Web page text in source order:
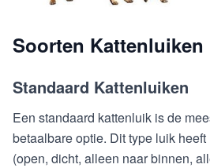
Soorten Kattenluiken
Standaard Kattenluiken
Een standaard kattenluik is de
betaalbare optie. Dit type luik
(open, dicht, alleen naar binnen,